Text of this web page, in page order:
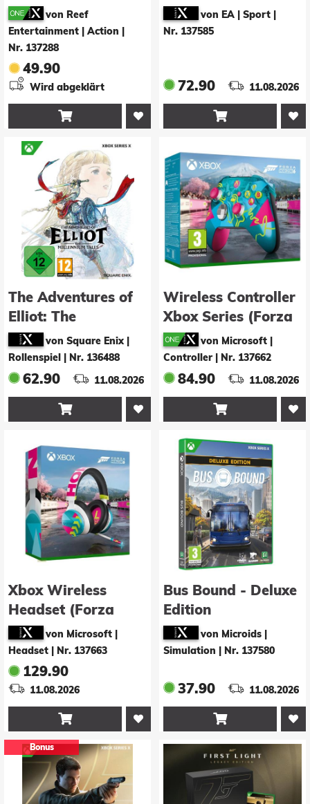
von Reef
Entertainment | Action
Nr. 137288
49.90
Wird abgeklärt

von EA | Sport
Nr. 137585
72.90 11.08.2026

The Adventures of
Elliot: The
Millenniumvon Square Enix |
Rollenspiel
Nr. 136488
62.90 11.08.2026

Wireless Controller
Xbox Series (Forza
Horizon 6 Limited
Edition)
von Microsoft |
Controller
Nr. 137662
84.90 11.08.2026

Xbox Wireless
Headset (Forza
Horizon 6 Limited
Edition)
von Microsoft |
Headset
Nr. 137663
129.90
11.08.2026

Bus Bound - Deluxe
Edition
von Microids |
Simulation
Nr. 137580
37.90 11.08.2026

Bonus